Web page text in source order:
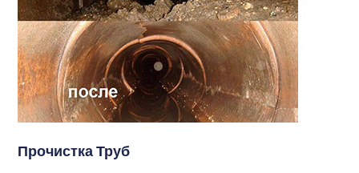
Прочистка Труб